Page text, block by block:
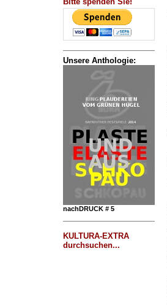
Unsere Anthologie:
nachDRUCK # 5
KULTURA-EXTRA
durchsuchen...